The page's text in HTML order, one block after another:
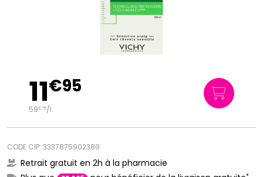
11€95
59€75/l.
CODE CIP: 3337875902380
Retrait gratuit en 2h à la pharmacie